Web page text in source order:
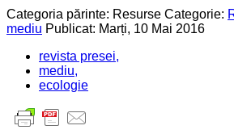
Categoria părinte: Resurse Categorie:
mediu Publicat: Marți, 10 Mai 2016
revista presei,
mediu,
ecologie